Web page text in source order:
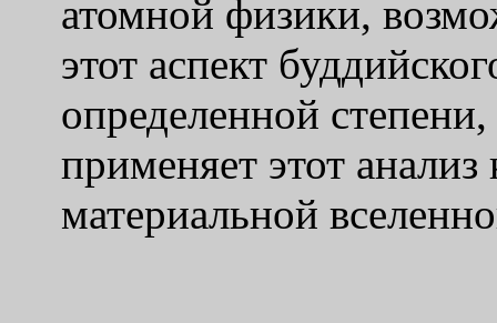
атомной физики,
этот аспект
определенной
применяет этот
материальной